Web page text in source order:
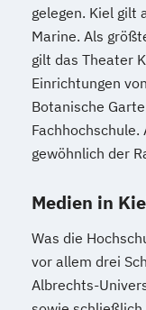
gelegen. Kiel gilt
Marine. Als
gilt das Theater
Einrichtungen
Botanische
gewöhnlich der
Medien in
Was die
vor allem drei
Albrechts-